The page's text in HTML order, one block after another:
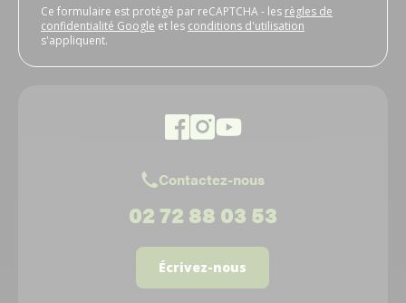
Ce formulaire est protégé par reCAPTCHA - les règles de
confidentialité Google et les conditions d'utilisation
s'appliquent.
Contactez-nous
02 72 88 03 53
Écrivez-nous